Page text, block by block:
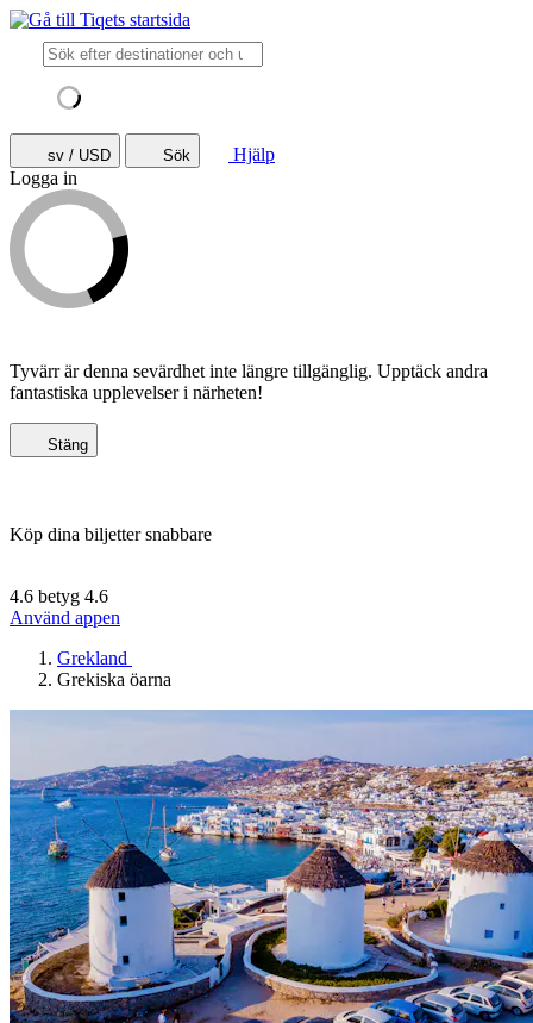
sv / USD Sök
Hjälp
Logga in
Tyvärr är denna sevärdhet inte längre tillgänglig. Upptäck andra
fantastiska upplevelser i närheten!
Stäng
Köp dina biljetter snabbare
4.6 betyg 4.6
Använd appen
Grekland
Grekiska öarna